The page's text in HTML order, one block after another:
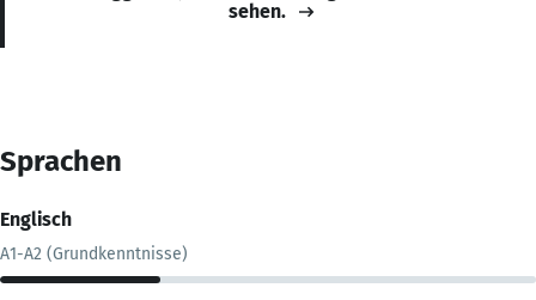
sehen.
Sprachen
Englisch
A1-A2 (Grundkenntnisse)